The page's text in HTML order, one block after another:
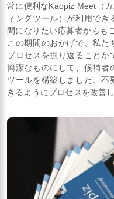
常に便利なKaopiz Meet（
ィングツール）が利用で
間になりたい応募者からも
この期間のおかげで、私
プロセスを振り返ることが
簡潔なものにして、候補者
ツールを構築しました。不
きるようにプロセスを改善し